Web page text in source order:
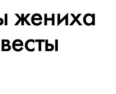
жениха